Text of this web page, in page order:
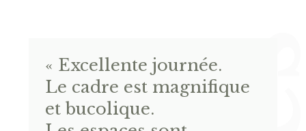
« Excellente journée.
Le cadre est magnifique
et bucolique.